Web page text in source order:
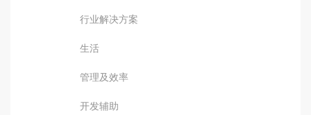
行业解决方案
生活
管理及效率
开发辅助